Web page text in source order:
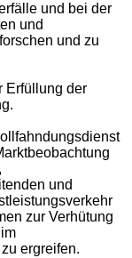
und bei der
und
und zu
Erfüllung der
und
zur Verhütung
ergreifen.